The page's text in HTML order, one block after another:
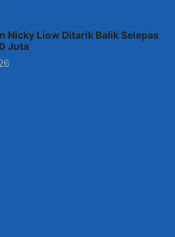
Nicky Liow Ditarik Balik Selepas
Juta